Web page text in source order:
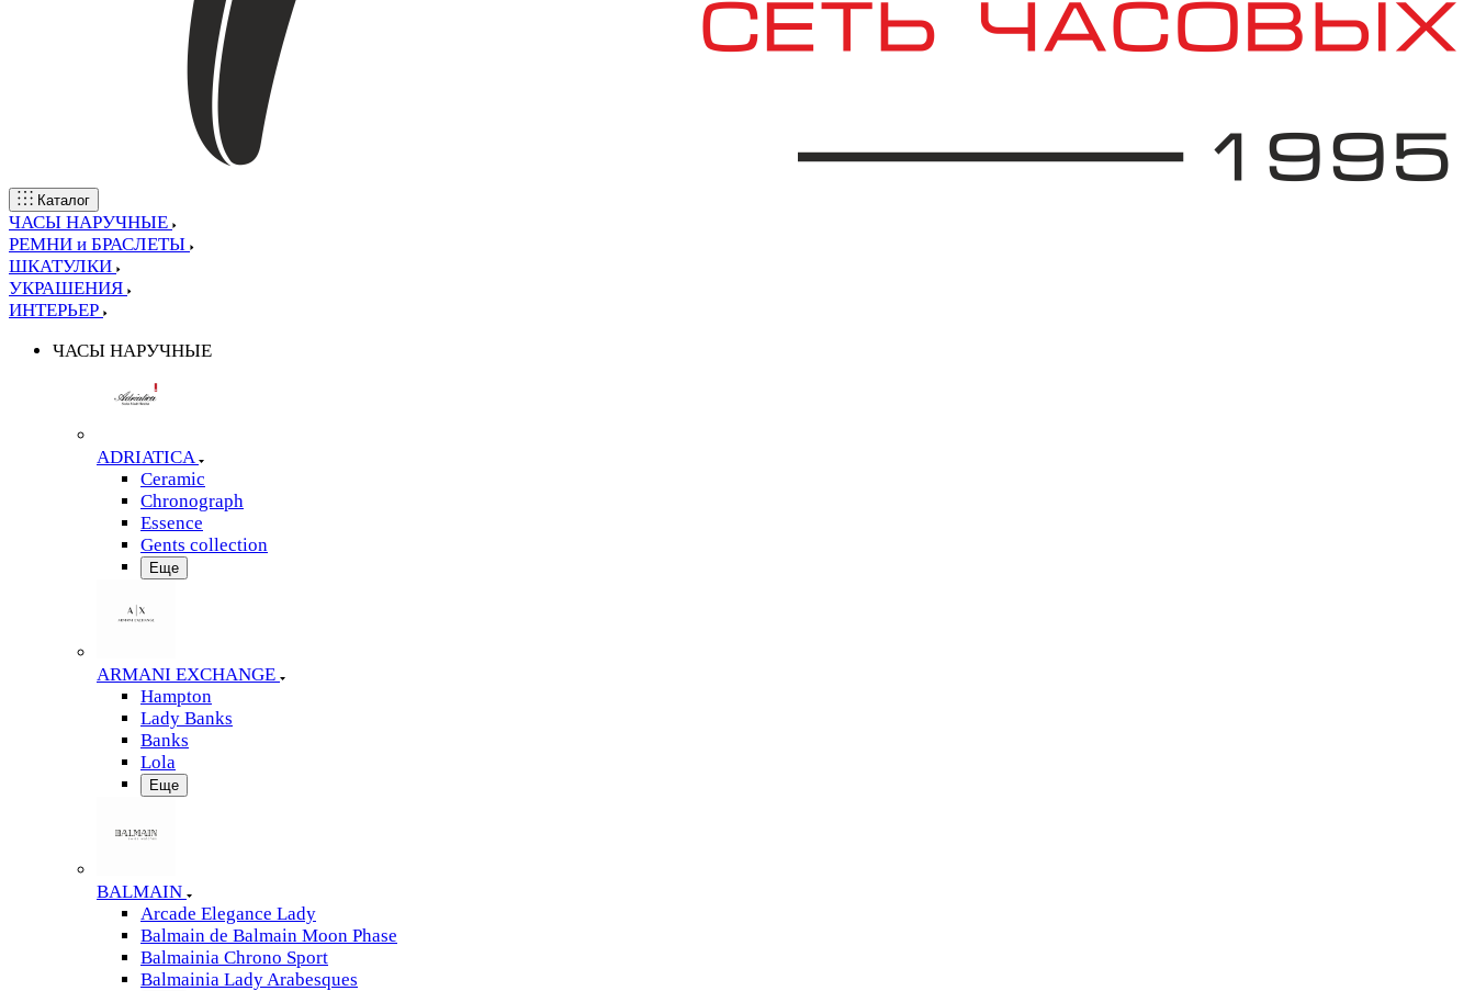
Каталог
ЧАСЫ НАРУЧНЫЕ
РЕМНИ и БРАСЛЕТЫ
ШКАТУЛКИ
УКРАШЕНИЯ
ИНТЕРЬЕР
ЧАСЫ НАРУЧНЫЕ
ADRIATICA
Ceramic
Chronograph
Essence
Gents collection
Еще
ARMANI EXCHANGE
Hampton
Lady Banks
Banks
Lola
Еще
BALMAIN
Arcade Elegance Lady
Balmain de Balmain Moon Phase
Balmainia Chrono Sport
Balmainia Lady Arabesques